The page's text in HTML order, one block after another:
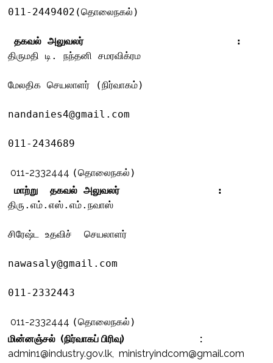
011-2449402(தொலைநகல்)
திருமதி டி. நந்தனி சமரவிக்ரம
மேலதிக செயலாளர் (நிர்வாகம்)
nandanies4@gmail.com
011-2434689
011-2332444 (தொலைநகல்)
மாற்று  தகவல் அலுவலர்                :
திரு.எம்.எஸ்.எம்.நவாஸ்
சிரேஷ்ட உதவிச்  செயலாளர்
nawasaly@gmail.com
011-2332443
011-2332444 (தொலைநகல்)
மின்னஞ்சல் (நிர்வாகப் பிரிவு) :
admin1@industry.gov.lk, ministryindcom@gmail.com